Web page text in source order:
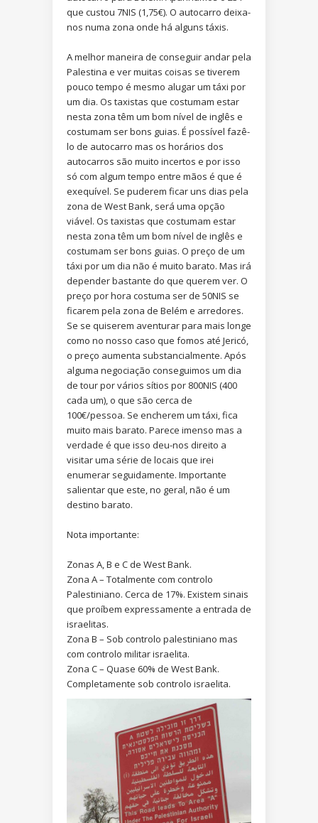
que custou 7NIS (1,75€). O autocarro deixa-
nos numa zona onde há alguns táxis.
A melhor maneira de conseguir andar pela
Palestina e ver muitas coisas se tiverem
pouco tempo é mesmo alugar um táxi por
um dia. Os taxistas que costumam estar
nesta zona têm um bom nível de inglês e
costumam ser bons guias. É possível fazê-
lo de autocarro mas os horários dos
autocarros são muito incertos e por isso
só com algum tempo entre mãos é que é
exequível. Se puderem ficar uns dias pela
zona de West Bank, será uma opção
viável. Os taxistas que costumam estar
nesta zona têm um bom nível de inglês e
costumam ser bons guias. O preço de um
táxi por um dia não é muito barato. Mas irá
depender bastante do que querem ver. O
preço por hora costuma ser de 50NIS se
ficarem pela zona de Belém e arredores.
Se se quiserem aventurar para mais longe
como no nosso caso que fomos até Jericó,
o preço aumenta substancialmente. Após
alguma negociação conseguimos um dia
de tour por vários sítios por 800NIS (400
cada um), o que são cerca de
100€/pessoa. Se encherem um táxi, fica
muito mais barato. Parece imenso mas a
verdade é que isso deu-nos direito a
visitar uma série de locais que irei
enumerar seguidamente. Importante
salientar que este, no geral, não é um
destino barato.
Nota importante:
Zonas A, B e C de West Bank.
Zona A – Totalmente com controlo
Palestiniano. Cerca de 17%. Existem sinais
que proíbem expressamente a entrada de
israelitas.
Zona B – Sob controlo palestiniano mas
com controlo militar israelita.
Zona C – Quase 60% de West Bank.
Completamente sob controlo israelita.